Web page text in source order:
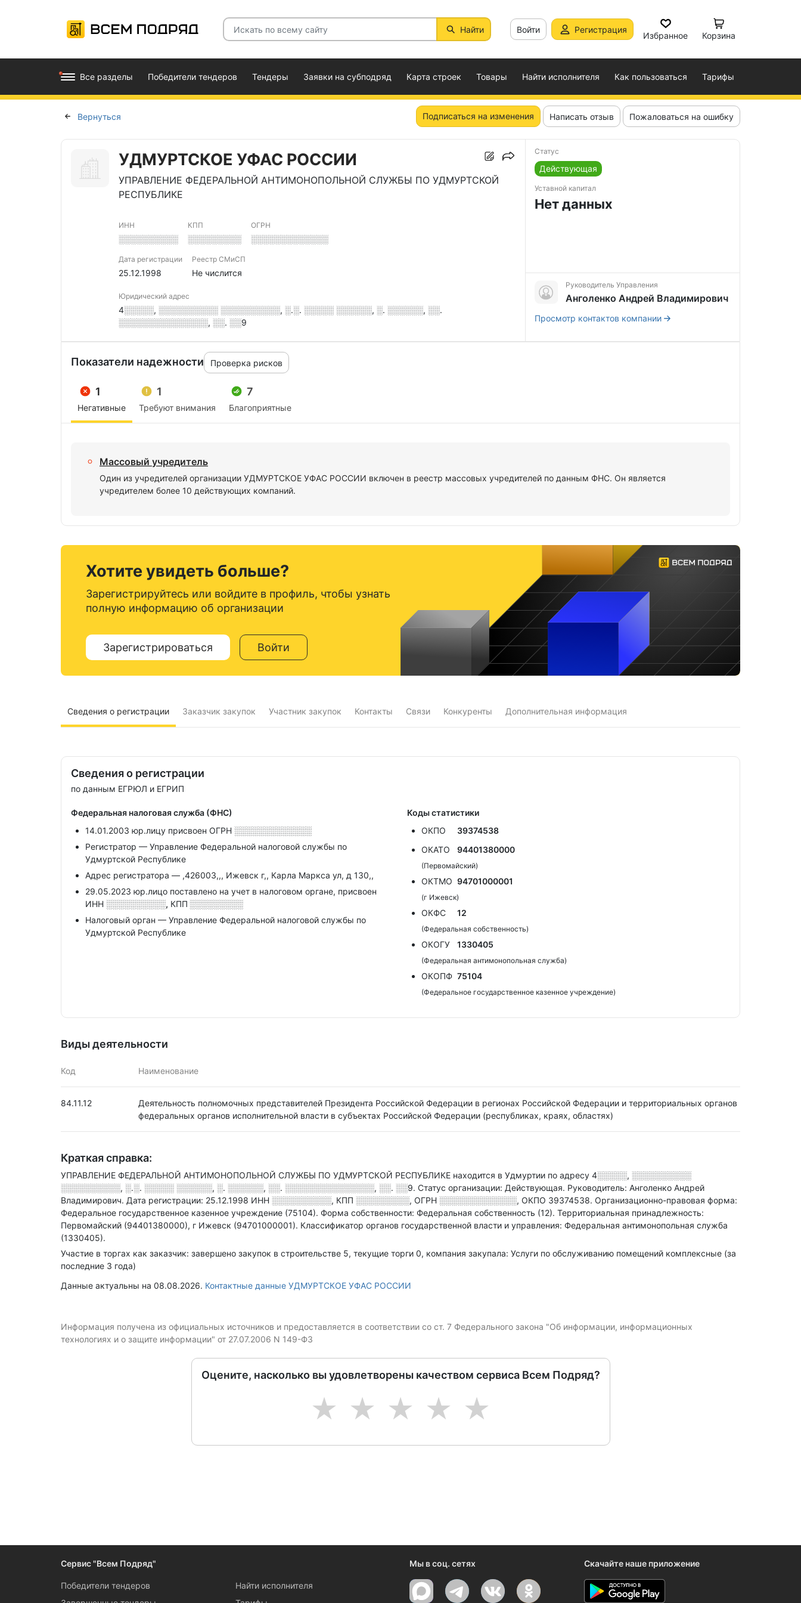
Найти Войти Регистрация
Избранное Корзина
Все разделы Победители тендеров Тендеры Заявки на субподряд Карта строек Товары Найти исполнителя Как пользоваться Тарифы
Вернуться Подписаться на изменения Написать отзыв Пожаловаться на ошибку
УДМУРТСКОЕ УФАС РОССИИ
УПРАВЛЕНИЕ ФЕДЕРАЛЬНОЙ АНТИМОНОПОЛЬНОЙ СЛУЖБЫ ПО УДМУРТСКОЙ
РЕСПУБЛИКЕ
ИНН
░░░░░░░░░░
КПП
░░░░░░░░░
ОГРН
░░░░░░░░░░░░░
Дата регистрации
25.12.1998
Реестр СМиСП
Не числится
Юридический адрес
4░░░░░, ░░░░░░░░░░ ░░░░░░░░░░, ░.░. ░░░░░ ░░░░░░, ░. ░░░░░░, ░░.
░░░░░░░░░░░░░░░, ░░. ░░9
Статус
Действующая
Уставной капитал
Нет данных
Руководитель Управления
Анголенко Андрей Владимирович
Просмотр контактов компании
Показатели надежности Проверка рисков
1
Негативные
1
Требуют внимания
7
Благоприятные
Массовый учредитель
Один из учредителей организации УДМУРТСКОЕ УФАС РОССИИ включен в реестр массовых учредителей по данным ФНС. Он является
учредителем более 10 действующих компаний.
Хотите увидеть больше?
Зарегистрируйтесь или войдите в профиль, чтобы узнать
полную информацию об организации
Зарегистрироваться Войти
Сведения о регистрации Заказчик закупок Участник закупок Контакты Связи Конкуренты Дополнительная информация
Сведения о регистрации
по данным ЕГРЮЛ и ЕГРИП
Федеральная налоговая служба (ФНС)
14.01.2003 юр.лицу присвоен ОГРН ░░░░░░░░░░░░░
Регистратор — Управление Федеральной налоговой службы по
Удмуртской Республике
Адрес регистратора — ,426003,,, Ижевск г,, Карла Маркса ул, д 130,,
29.05.2023 юр.лицо поставлено на учет в налоговом органе, присвоен
ИНН ░░░░░░░░░░, КПП ░░░░░░░░░
Налоговый орган — Управление Федеральной налоговой службы по
Удмуртской Республике
Коды статистики
ОКПО
39374538
ОКАТО
94401380000
(Первомайский)
ОКТМО 94701000001
(г Ижевск)
ОКФС 12
(Федеральная собственность)
ОКОГУ 1330405
(Федеральная антимонопольная служба)
ОКОПФ 75104
(Федеральное государственное казенное учреждение)
Виды деятельности
Код Наименование
84.11.12
Деятельность полномочных представителей Президента Российской Федерации в регионах Российской Федерации и территориальных органов
федеральных органов исполнительной власти в субъектах Российской Федерации (республиках, краях, областях)
Краткая справка:
УПРАВЛЕНИЕ ФЕДЕРАЛЬНОЙ АНТИМОНОПОЛЬНОЙ СЛУЖБЫ ПО УДМУРТСКОЙ РЕСПУБЛИКЕ находится в Удмуртии по адресу 4░░░░░, ░░░░░░░░░░
░░░░░░░░░░, ░.░. ░░░░░ ░░░░░░, ░. ░░░░░░, ░░. ░░░░░░░░░░░░░░░, ░░. ░░9. Статус организации: Действующая. Руководитель: Анголенко Андрей
Владимирович. Дата регистрации: 25.12.1998 ИНН ░░░░░░░░░░, КПП ░░░░░░░░░, ОГРН ░░░░░░░░░░░░░, ОКПО 39374538. Организационно-правовая форма:
Федеральное государственное казенное учреждение (75104). Форма собственности: Федеральная собственность (12). Территориальная принадлежность:
Первомайский (94401380000), г Ижевск (94701000001). Классификатор органов государственной власти и управления: Федеральная антимонопольная служба
(1330405).
Участие в торгах как заказчик: завершено закупок в строительстве 5, текущие торги 0, компания закупала: Услуги по обслуживанию помещений комплексные (за
последние 3 года)
Данные актуальны на 08.08.2026. Контактные данные УДМУРТСКОЕ УФАС РОССИИ
Информация получена из официальных источников и предоставляется в соответствии со ст. 7 Федерального закона "Об информации, информационных
технологиях и о защите информации" от 27.07.2006 N 149-ФЗ
Оцените, насколько вы удовлетворены качеством сервиса Всем Подряд?
5
4
3
2
1
Сервис "Всем Подряд"
Победители тендеров
Найти исполнителя
Мы в соц. сетях Скачайте наше приложение